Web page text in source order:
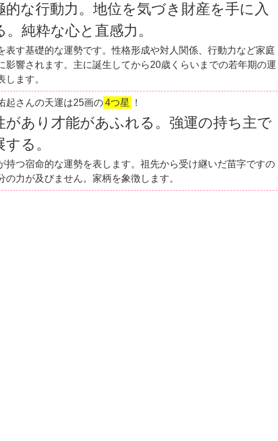
的な行動力。地位を気づき財産を手に入
。純粋な心と直感力。
表す基礎的な運勢です。性格形成や対人関係、行動力など家庭
影響されます。主に誕生してから20歳くらいまでの若年期の運
します。
起さんの天運は25画の4つ星 ！
があり才能があふれる。強運の持ち主で
る。
持つ宿命的な運勢を表します。祖先から受け継いだ苗字ですの
の力が及びません。家柄を象徴します。